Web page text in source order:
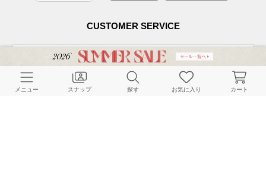
CUSTOMER SERVICE
よくある質問
メニュー スナップ 探す お気に入り カート